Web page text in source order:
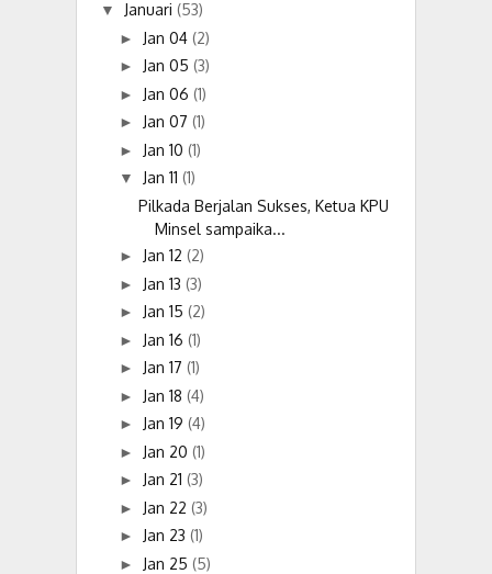
▼ Januari (53)
► Jan 04 (2)
► Jan 05 (3)
► Jan 06 (1)
► Jan 07 (1)
► Jan 10 (1)
▼ Jan 11 (1)
Pilkada Berjalan Sukses, Ketua KPU
Minsel sampaika...
► Jan 12 (2)
► Jan 13 (3)
► Jan 15 (2)
► Jan 16 (1)
► Jan 17 (1)
► Jan 18 (4)
► Jan 19 (4)
► Jan 20 (1)
► Jan 21 (3)
► Jan 22 (3)
► Jan 23 (1)
► Jan 25 (5)